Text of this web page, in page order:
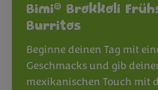
Bimi® Brokkoli
Burritos
Beginne deinen Tag mit
Geschmacks und gib
mexikanischen Touch mit